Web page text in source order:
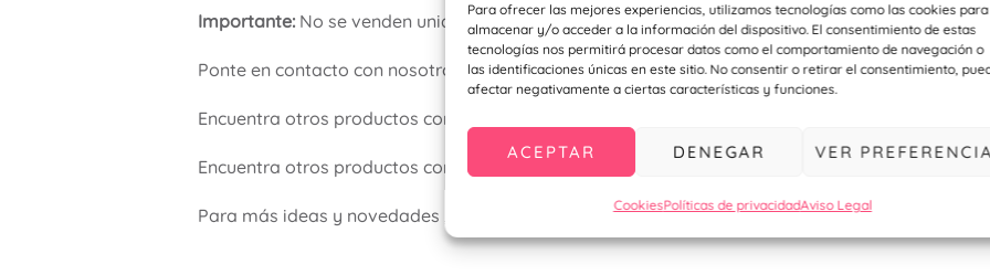
Para ofrecer las mejores experiencias, utilizamos tecnologías como las cookies para
almacenar y/o acceder a la información del dispositivo. El consentimiento de estas
tecnologías nos permitirá procesar datos como el comportamiento de navegación o
las identificaciones únicas en este sitio. No consentir o retirar el consentimiento,
afectar negativamente a ciertas características y funciones.
ACEPTAR DENEGAR VER
CookiesPolíticas de privacidadAviso Legal
Importante:No se venden unidades sueltas, solo cajas de 24 unidades.
Ponte en contacto con nosotros a través del correo electrónico info@personalizzate.es o de
Encuentra otros productos como detalle para bodas y comuniones haciendo
Encuentra otros productos como detalle deportivo o empresarial haciendo
Para más ideas y novedades , visita nuestro instagram